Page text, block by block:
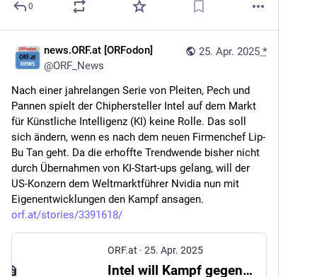
0
25. Apr. 2025 *
news.ORF.at [ORFodon]
@ORF_News
Nach einer jahrelangen Serie von Pleiten, Pech und
Pannen spielt der Chiphersteller Intel auf dem Markt
für Künstliche Intelligenz (KI) keine Rolle. Das soll
sich ändern, wenn es nach dem neuen Firmenchef Lip-
Bu Tan geht. Da die erhoffte Trendwende bisher nicht
durch Übernahmen von KI-Start-ups gelang, will der
US-Konzern dem Weltmarktführer Nvidia nun mit
Eigenentwicklungen den Kampf ansagen.
orf.at/stories/3391618/
ORF.at · 25. Apr. 2025
Intel will Kampf gegen KI-Gigant Nvidia wieder aufnehmen